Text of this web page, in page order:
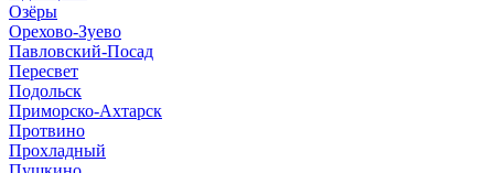
Озёры
Орехово-Зуево
Павловский-Посад
Пересвет
Подольск
Приморско-Ахтарск
Протвино
Прохладный